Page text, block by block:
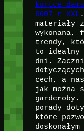
kurtce
6007 r XXL
materiały
wykonana,
trendy,
to idealny
dni.
cech, a
jak można
garderoby.
porady
które